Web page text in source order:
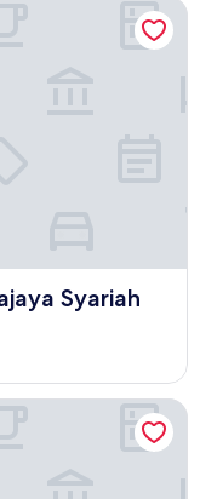
Syariah